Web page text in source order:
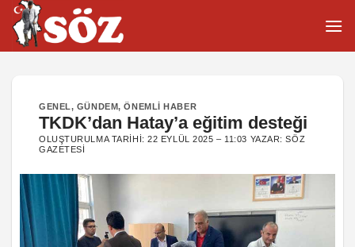
İçeriğe
atla
GENEL, GÜNDEM,ÖNEMLI HABER
TKDK’dan Hatay’a eğitim desteği
OLUŞTURULMA TARIHI:22 EYLÜL 2025 – 11:03 YAZAR:SÖZ
GAZETESI